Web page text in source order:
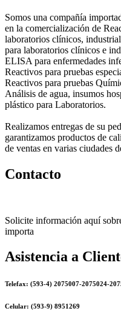
Somos una compañía
en la comercialización de
laboratorios clínicos,
para laboratorios clínicos e
ELISA para enfermedades
Reactivos para pruebas
Reactivos para pruebas
Análisis de agua, insumos
plástico para Laboratorios.
Realizamos entregas de su
garantizamos productos de
de ventas en varias ciudades
Contacto
Solicite información aquí
importa
Asistencia a
Telefax: (593-4) 2075007-2075024-
Celular: (593-9) 8951269